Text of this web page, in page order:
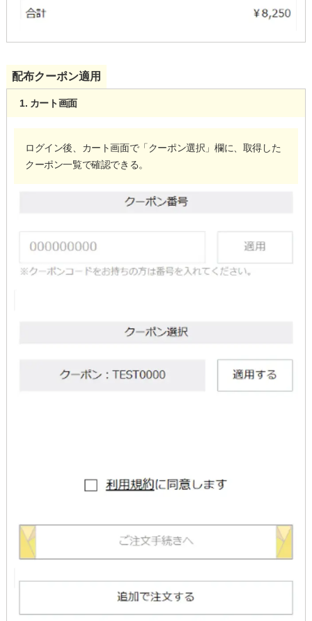
配布クーポン適用
1. カート画面
ログイン後、カート画面で「クーポン選択」欄に、取得した
クーポン一覧で確認できる。